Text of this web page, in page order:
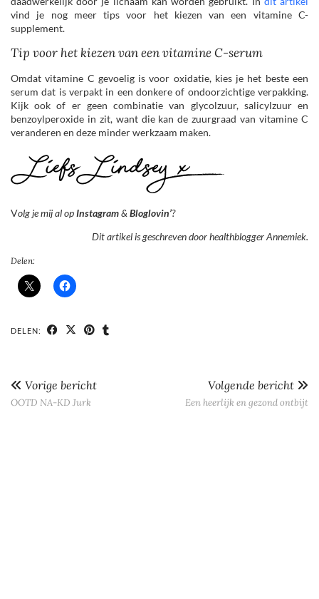
vind je nog meer tips voor het kiezen van een vitamine C-
supplement.
Tip voor het kiezen van een vitamine C-serum
Omdat vitamine C gevoelig is voor oxidatie, kies je het beste een
serum dat is verpakt in een donkere of ondoorzichtige verpakking.
Kijk ook of er geen combinatie van glycolzuur, salicylzuur en
benzoylperoxide in zit, want die kan de zuurgraad van vitamine C
veranderen en deze minder werkzaam maken.
Volg je mij al opInstagram& Bloglovin’?
Dit artikel is geschreven door healthblogger Annemiek.
Delen:
DELEN:
Vorige bericht
OOTD NA-KD Jurk
Volgende bericht
Een heerlijk en gezond ontbijt